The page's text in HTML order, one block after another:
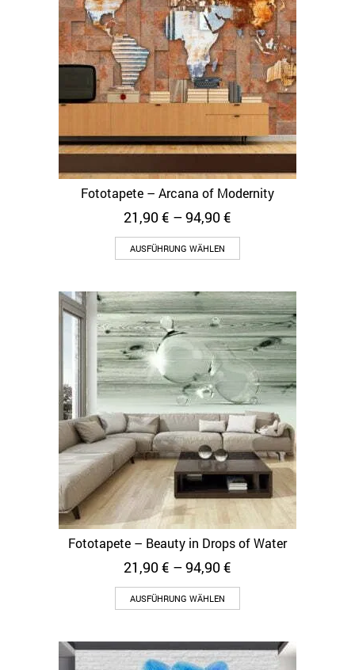
Fototapete – Arcana of Modernity
21,90€ –94,90€
AUSFÜHRUNG WÄHLEN
Fototapete – Beauty in Drops of Water
21,90€ –94,90€
AUSFÜHRUNG WÄHLEN